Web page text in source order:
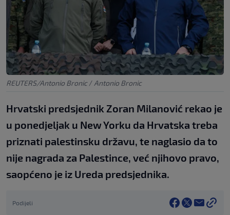
REUTERS/Antonio Bronic / Antonio Bronic
Hrvatski predsjednik Zoran Milanović rekao je
u ponedjeljak u New Yorku da Hrvatska treba
priznati palestinsku državu, te naglasio da to
nije nagrada za Palestince, već njihovo pravo,
saopćeno je iz Ureda predsjednika.
Podijeli